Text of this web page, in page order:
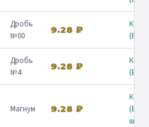
Дробь
№00
9.28 ₽
Дробь
№4
9.28 ₽
Магнум 9.28 ₽
ш.) ↗